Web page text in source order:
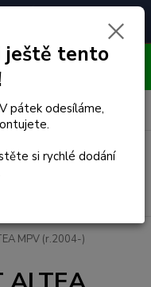
4.7/5 (50 recenzí)
- KAŽDÝ PÁTEK
Menu
za0,00 Kč
MPV (r.2004-)
ještě tento
pátek odesíláme,
si rychlé dodání